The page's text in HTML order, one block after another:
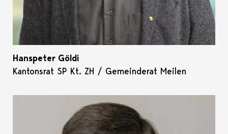
Hanspeter Göldi
Kantonsrat SP Kt. ZH / Gemeinderat Meilen